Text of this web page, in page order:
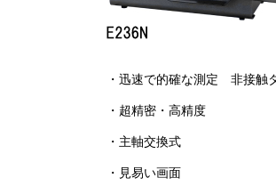
・迅速で的確な測定 非接触
・超精密・高精度
・主軸交換式
・見易い画面